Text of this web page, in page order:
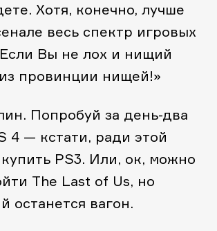
Хотя, конечно, лучше
весь спектр игровых
Вы не лох и нищий
провинции нищей!»
Попробуй за день-два
4 — кстати, ради этой
PS3. Или, ок, можно
The Last of Us, но
останется вагон.